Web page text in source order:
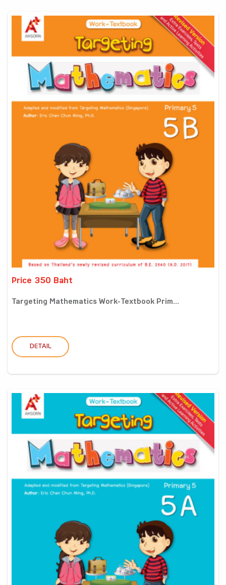
Price 350 Baht
Targeting Mathematics Work-Textbook Prim...
DETAIL